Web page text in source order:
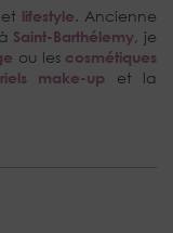
et lifestyle. Ancienne
à Saint-Barthélemy, je
ou les cosmétiques
make-up et la